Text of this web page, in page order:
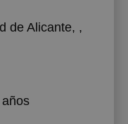
de Alicante, ,